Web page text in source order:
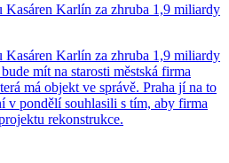
Kasáren Karlín za zhruba 1,9 miliardy
Kasáren Karlín za zhruba 1,9 miliardy
mít na starosti městská firma
má objekt ve správě. Praha jí na to
v pondělí souhlasili s tím, aby firma
rekonstrukce.